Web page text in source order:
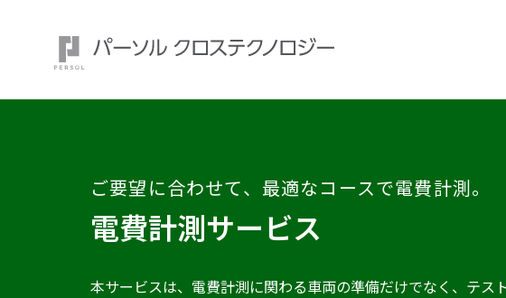
ご要望に合わせて、最適なコースで電費計測。
電費計測サービス
本サービスは、電費計測に関わる車両の準備だけでなく、テス